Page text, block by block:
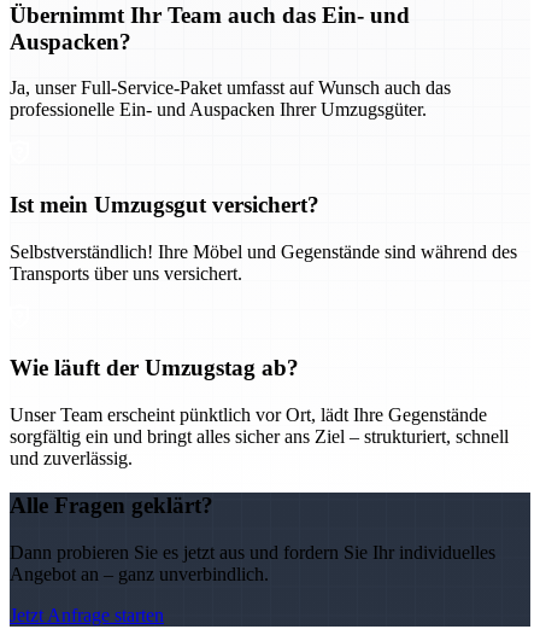
Übernimmt Ihr Team auch das Ein- und
Auspacken?
Ja, unser Full-Service-Paket umfasst auf Wunsch auch das
professionelle Ein- und Auspacken Ihrer Umzugsgüter.
Ist mein Umzugsgut versichert?
Selbstverständlich! Ihre Möbel und Gegenstände sind während des
Transports über uns versichert.
Wie läuft der Umzugstag ab?
Unser Team erscheint pünktlich vor Ort, lädt Ihre Gegenstände
sorgfältig ein und bringt alles sicher ans Ziel – strukturiert, schnell
und zuverlässig.
Alle Fragen geklärt?
Dann probieren Sie es jetzt aus und fordern Sie Ihr individuelles
Angebot an – ganz unverbindlich.
Jetzt Anfrage starten